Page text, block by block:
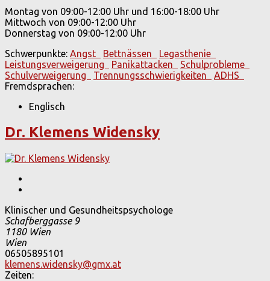
Montag von 09:00-12:00 Uhr und 16:00-18:00 Uhr
Mittwoch von 09:00-12:00 Uhr
Donnerstag von 09:00-12:00 Uhr
Schwerpunkte: Angst Bettnässen
Legasthenie
Leistungsverweigerung
Panikattacken
Schulprobleme
Schulverweigerung
Trennungsschwierigkeiten
ADHS
Fremdsprachen:
Englisch
Dr. Klemens Widensky
Klinischer und Gesundheitspsychologe
Schafberggasse 9
1180Wien
Wien
06505895101
klemens.widensky@gmx.at
Zeiten: